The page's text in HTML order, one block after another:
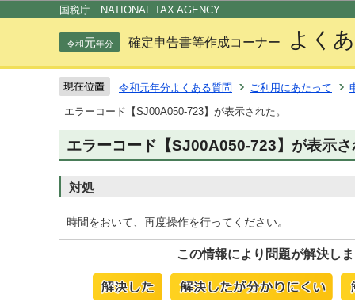
国税庁 NATIONAL TAX AGENCY
令和元年分 確定申告書等作成コーナー よく
令和元年分よくある質問 ご利用にあたって
エラーコード【SJ00A050-723】が表示された。
エラーコード【SJ00A050-723】が表示さ
対処
時間をおいて、再度操作を行ってください。
この情報により問題が解決し